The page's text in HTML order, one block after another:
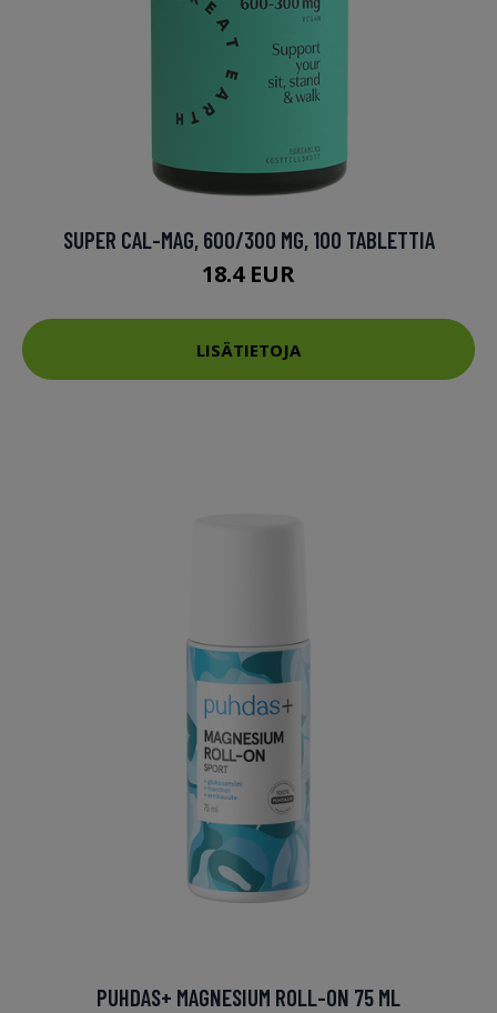
SUPER CAL-MAG, 600/300 MG, 100 TABLETTIA
18.4 EUR
LISÄTIETOJA
PUHDAS+ MAGNESIUM ROLL-ON 75 ML